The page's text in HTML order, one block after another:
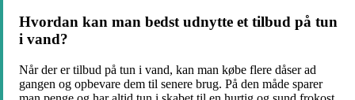
Hvordan kan man bedst udnytte et tilbud på tun
i vand?
Når der er tilbud på tun i vand, kan man købe flere dåser ad
gangen og opbevare dem til senere brug. På den måde sparer